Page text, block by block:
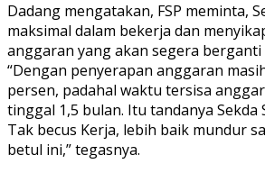
Dadang mengatakan, FSP meminta,
maksimal dalam bekerja dan
anggaran yang akan segera berganti
“Dengan penyerapan anggaran
persen, padahal waktu tersisa
tinggal 1,5 bulan. Itu tandanya Sekda
Tak becus Kerja, lebih baik mundur
betul ini,” tegasnya.